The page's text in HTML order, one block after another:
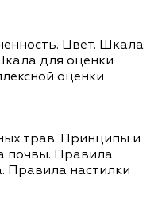
Цвет. Шкала
для оценки
оценки
трав. Принципы и
почвы. Правила
Правила настилки